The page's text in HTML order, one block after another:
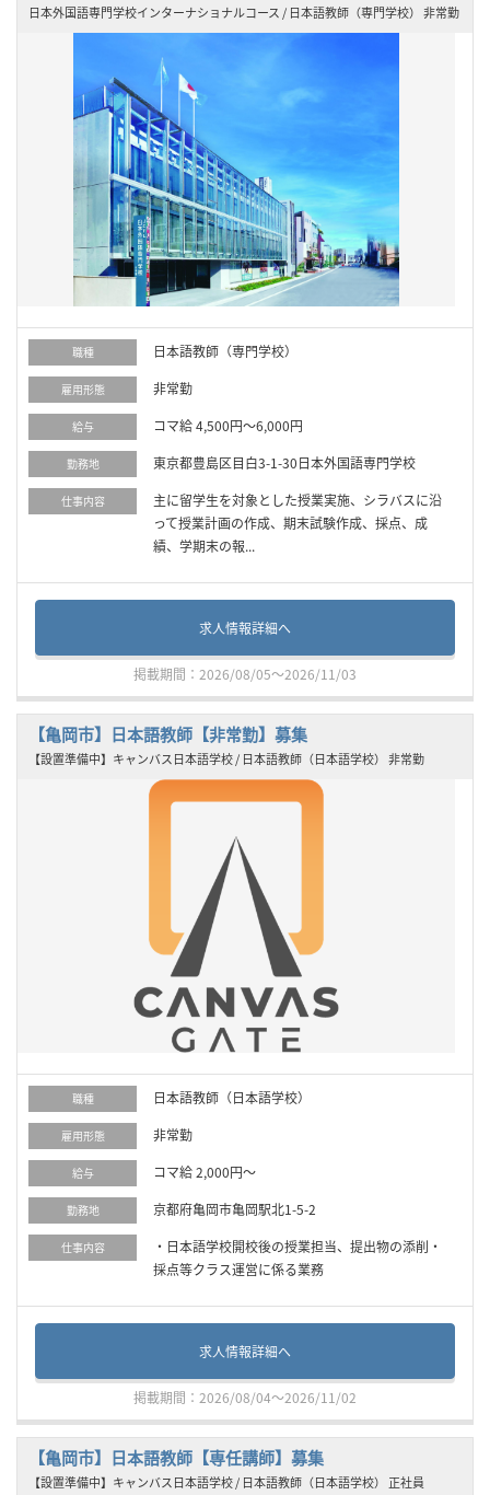
日本外国語専門学校インターナショナルコース / 日本語教師（専門学校） 非常勤
職種 日本語教師（専門学校）
雇用形態 非常勤
給与 コマ給 4,500円～6,000円
勤務地 東京都豊島区目白3-1-30日本外国語専門学校
仕事内容
主に留学生を対象とした授業実施、シラバスに沿
って授業計画の作成、期末試験作成、採点、成
績、学期末の報...
求人情報詳細へ
掲載期間：2026/08/05～2026/11/03
【亀岡市】日本語教師【非常勤】募集
【設置準備中】キャンバス日本語学校 / 日本語教師（日本語学校） 非常勤
職種 日本語教師（日本語学校）
雇用形態 非常勤
給与 コマ給 2,000円～
勤務地 京都府亀岡市亀岡駅北1-5-2
仕事内容
・日本語学校開校後の授業担当、提出物の添削・
採点等クラス運営に係る業務
求人情報詳細へ
掲載期間：2026/08/04～2026/11/02
【亀岡市】日本語教師【専任講師】募集
【設置準備中】キャンバス日本語学校 / 日本語教師（日本語学校） 正社員